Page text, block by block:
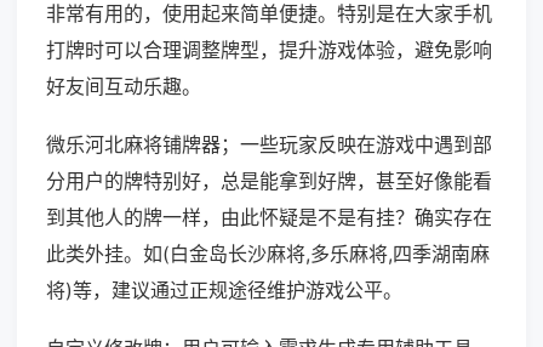
非常有用的，使用起来简单便捷。特别是在大家手机
打牌时可以合理调整牌型，提升游戏体验，避免影响
好友间互动乐趣。
微乐河北麻将铺牌器；一些玩家反映在游戏中遇到部
分用户的牌特别好，总是能拿到好牌，甚至好像能看
到其他人的牌一样，由此怀疑是不是有挂？确实存在
此类外挂。如(白金岛长沙麻将,多乐麻将,四季湖南麻
将)等，建议通过正规途径维护游戏公平。